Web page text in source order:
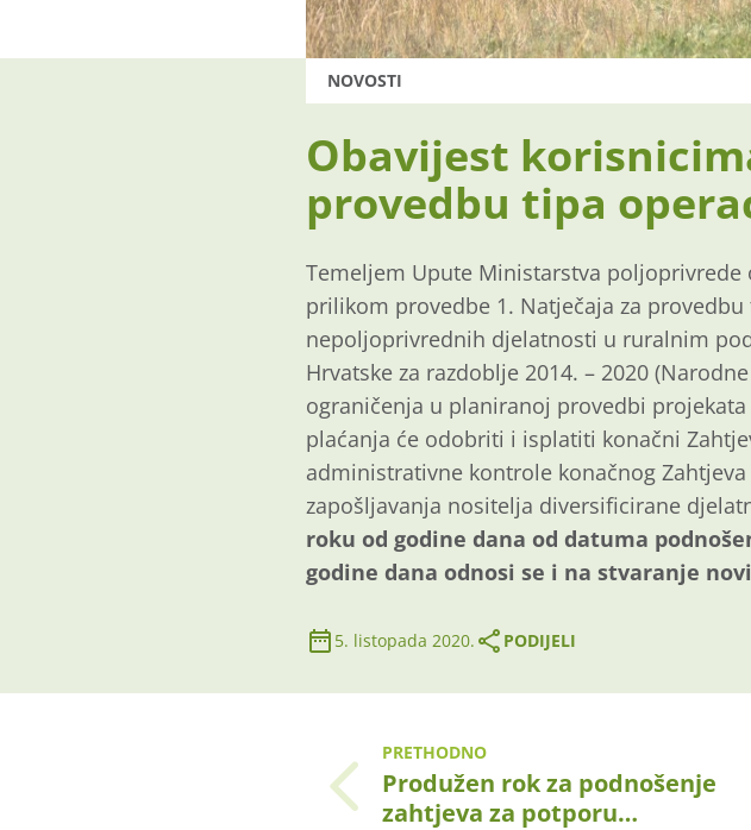
NOVOSTI
Obavijest
provedbu tipa
Temeljem Upute Ministarstva
prilikom provedbe 1. Natječaja za
nepoljoprivrednih djelatnosti u ruralnim
Hrvatske za razdoblje 2014. – 2020
ograničenja u planiranoj provedbi
plaćanja će odobriti i isplatiti konačni
administrativne kontrole konačnog
zapošljavanja nositelja diversificirane
roku od godine dana od datuma
godine dana odnosi se i na stvaranje
5. listopada 2020. PODIJELI
PRETHODNO
Produžen rok za podnošenje
zahtjeva za potporu…